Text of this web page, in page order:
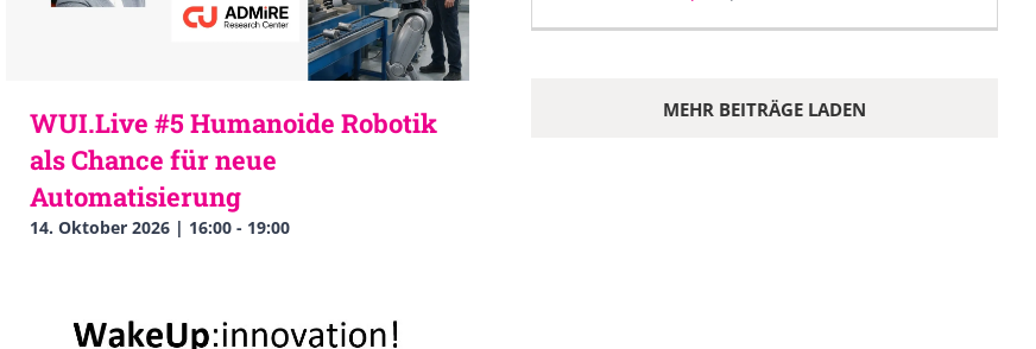
WUI.Live #5 Humanoide Robotik
als Chance für neue
Automatisierung
14. Oktober 2026 | 16:00- 19:00
MEHR BEITRÄGE LADEN